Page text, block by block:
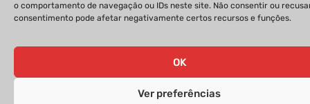
o comportamento de navegação ou IDs neste site. Não consentir ou
consentimento pode afetar negativamente certos recursos e funções.
OK
Ver preferências